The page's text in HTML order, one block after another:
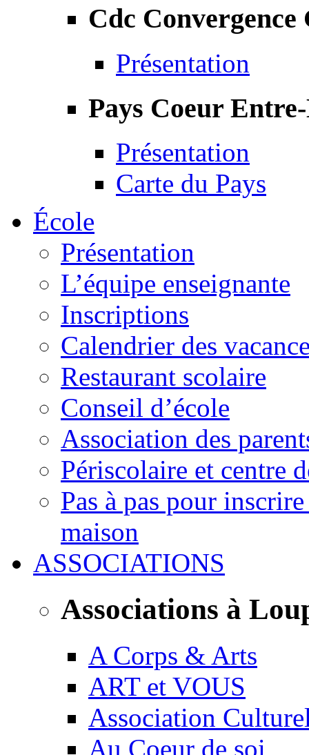
Cdc Convergence
Présentation
Pays Coeur
Présentation
Carte du Pays
École
Présentation
L’équipe enseignante
Inscriptions
Calendrier des
Restaurant scolaire
Conseil d’école
Association des
Périscolaire et centre
Pas à pas pour
maison
ASSOCIATIONS
Associations à
A Corps & Arts
ART et VOUS
Association
Au Coeur de soi